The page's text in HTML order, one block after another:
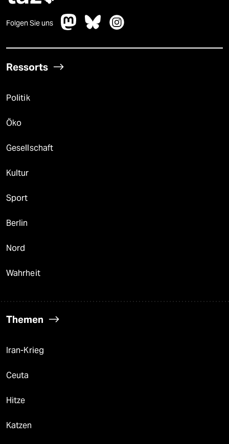
Folgen Sie uns
Ressorts
Politik
Öko
Gesellschaft
Kultur
Sport
Berlin
Nord
Wahrheit
Themen
Iran-Krieg
Ceuta
Hitze
Katzen